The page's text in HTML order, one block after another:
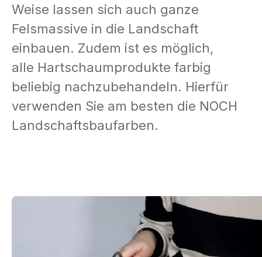
Weise lassen sich auch ganze
Felsmassive in die Landschaft
einbauen. Zudem ist es möglich,
alle Hartschaumprodukte farbig
beliebig nachzubehandeln. Hierfür
verwenden Sie am besten die NOCH
Landschaftsbaufarben.